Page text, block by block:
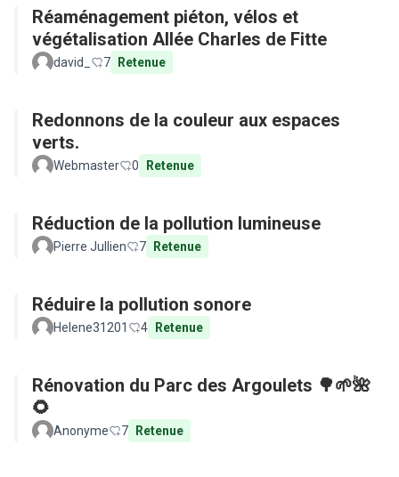
Réaménagement piéton, vélos et
végétalisation Allée Charles de Fitte
david_ 7 Retenue
Redonnons de la couleur aux espaces
verts.
Webmaster 0 Retenue
Réduction de la pollution lumineuse
Pierre Jullien 7 Retenue
Réduire la pollution sonore
Helene31201 4 Retenue
Rénovation du Parc des Argoulets 🌳🌱🌺
🌻
Anonyme 7 Retenue